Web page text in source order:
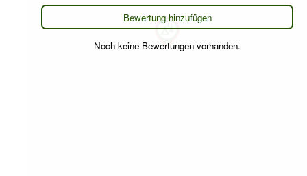
Bewertung hinzufügen
Noch keine Bewertungen vorhanden.